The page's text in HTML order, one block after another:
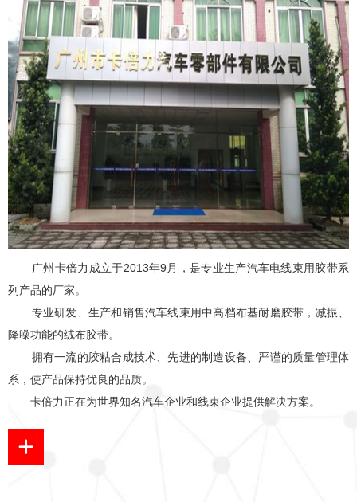
广州卡倍力成立于2013年9月，是专业生产汽车电线束用胶带系
列产品的厂家。
专业研发、生产和销售汽车线束用中高档布基耐磨胶带，减振、
降噪功能的绒布胶带。
拥有一流的胶粘合成技术、先进的制造设备、严谨的质量管理体
系，使产品保持优良的品质。
卡倍力正在为世界知名汽车企业和线束企业提供解决方案。
